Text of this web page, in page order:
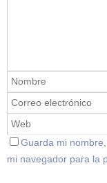
Guarda mi
mi navegador para la